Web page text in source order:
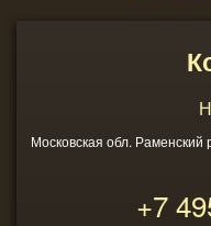
Московская обл.
+7